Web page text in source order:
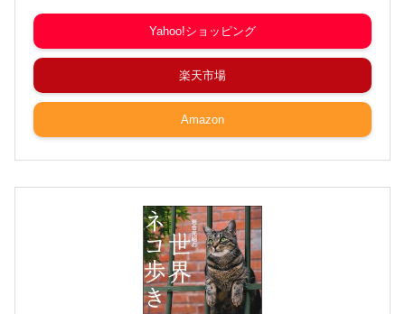
Yahoo!ショッピング
楽天市場
Amazon